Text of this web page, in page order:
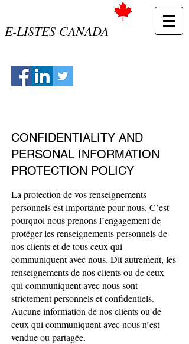
E-LISTES CANADA
CONFIDENTIALITY AND
PERSONAL INFORMATION
PROTECTION POLICY
La protection de vos renseignements
personnels est importante pour nous. C’est
pourquoi nous prenons l’engagement de
protéger les renseignements personnels de
nos clients et de tous ceux qui
communiquent avec nous. Dit autrement, les
renseignements de nos clients ou de ceux
qui communiquent avec nous sont
strictement personnels et confidentiels.
Aucune information de nos clients ou de
ceux qui communiquent avec nous n’est
vendue ou partagée.